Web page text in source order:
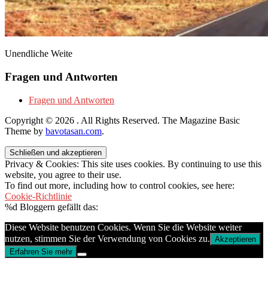
Unendliche Weite
Fragen und Antworten
Fragen und Antworten
Copyright © 2026 . All Rights Reserved. The Magazine Basic
Theme by bavotasan.com.
Privacy & Cookies: This site uses cookies. By continuing to use this
website, you agree to their use.
To find out more, including how to control cookies, see here:
Cookie-Richtlinie
%d Bloggern gefällt das:
Diese Website benutzen Cookies. Wenn Sie die Website weiter
nutzen, stimmen Sie der Verwendung von Cookies zu. Akzeptieren
Erfahren Sie mehr